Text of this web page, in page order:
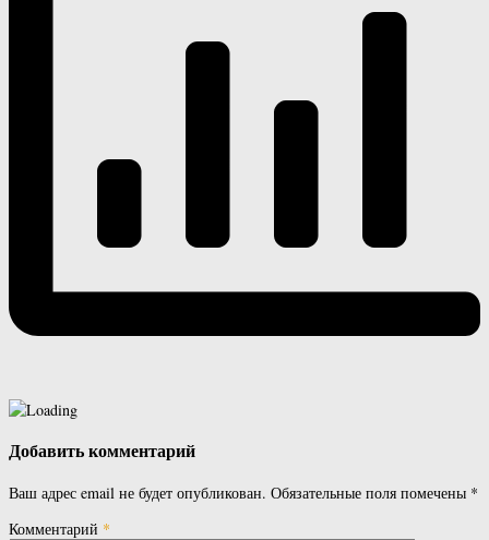
Добавить комментарий
Ваш адрес email не будет опубликован. Обязательные поля помечены *
Комментарий *